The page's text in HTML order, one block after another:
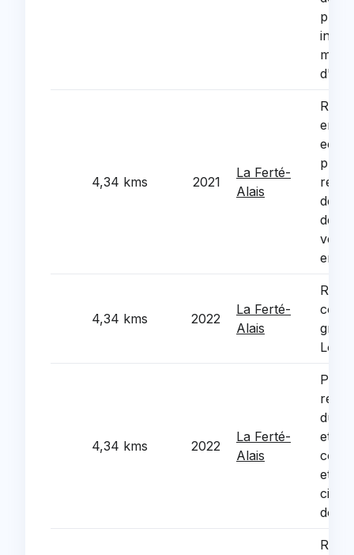
4,34 kms 2021
La Ferté-
Alais
des
des
4,34 kms 2022
La Ferté-
Alais
cour
4,34 kms 2022
La Ferté-
Alais
du
et de
et